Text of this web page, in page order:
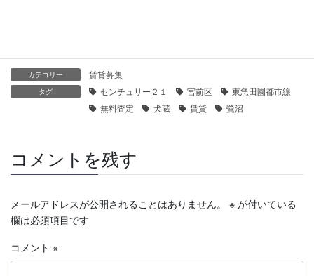
カテゴリー 賃貸募集
タグ センチュリー２１ 宮前区
東急田園都市線
無料査定
犬蔵 賃貸 鷺沼
コメントを残す
メールアドレスが公開されることはありません。 ※ が付いている
欄は必須項目です
コメント ※